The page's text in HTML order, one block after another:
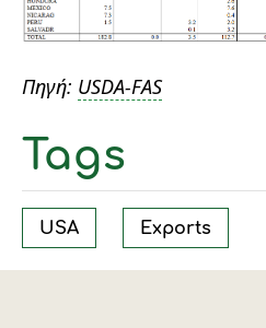
Πηγή: USDA-FAS
Tags
USA Exports